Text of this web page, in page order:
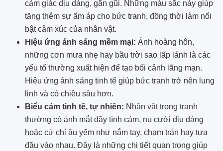
cảm giác dịu dàng, gần gũi. Những màu sắc này giúp
tăng thêm sự ấm áp cho bức tranh, đồng thời làm nổi
bật cảm xúc của nhân vật.
Hiệu ứng ánh sáng mềm mại: Ánh hoàng hôn,
những cơn mưa nhẹ hay bầu trời sao lấp lánh là các
yếu tố thường xuất hiện để tạo bối cảnh lãng mạn.
Hiệu ứng ánh sáng tinh tế giúp bức tranh trở nên lung
linh và có chiều sâu hơn.
Biểu cảm tinh tế, tự nhiên: Nhân vật trong tranh
thường có ánh mắt đầy tình cảm, nụ cười dịu dàng
hoặc cử chỉ âu yếm như nắm tay, chạm trán hay tựa
đầu vào nhau. Đây là những chi tiết quan trọng giúp